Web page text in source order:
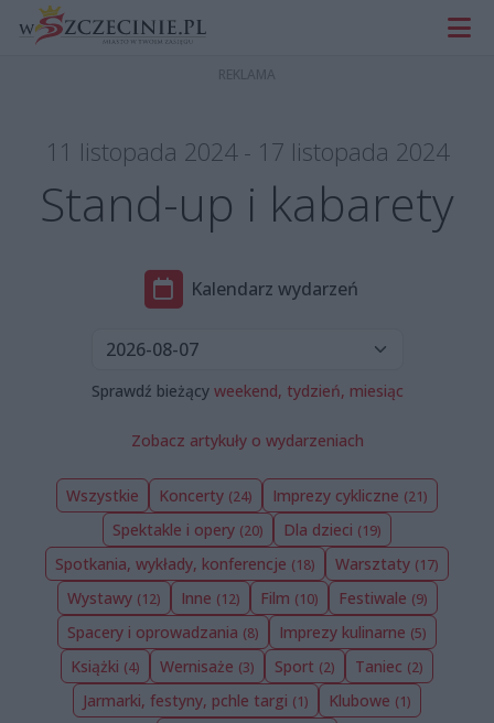
11 listopada 2024 - 17 listopada 2024
Stand-up i kabarety
Kalendarz wydarzeń
Sprawdź bieżący weekend, tydzień, miesiąc
Zobacz artykuły o wydarzeniach
Wszystkie Koncerty (24) Imprezy cykliczne (21)
Spektakle i opery (20) Dla dzieci (19)
Spotkania, wykłady, konferencje (18) Warsztaty (17)
Wystawy (12) Inne (12) Film (10) Festiwale (9)
Spacery i oprowadzania (8) Imprezy kulinarne (5)
Książki (4) Wernisaże (3) Sport (2) Taniec (2)
Jarmarki, festyny, pchle targi (1) Klubowe (1)